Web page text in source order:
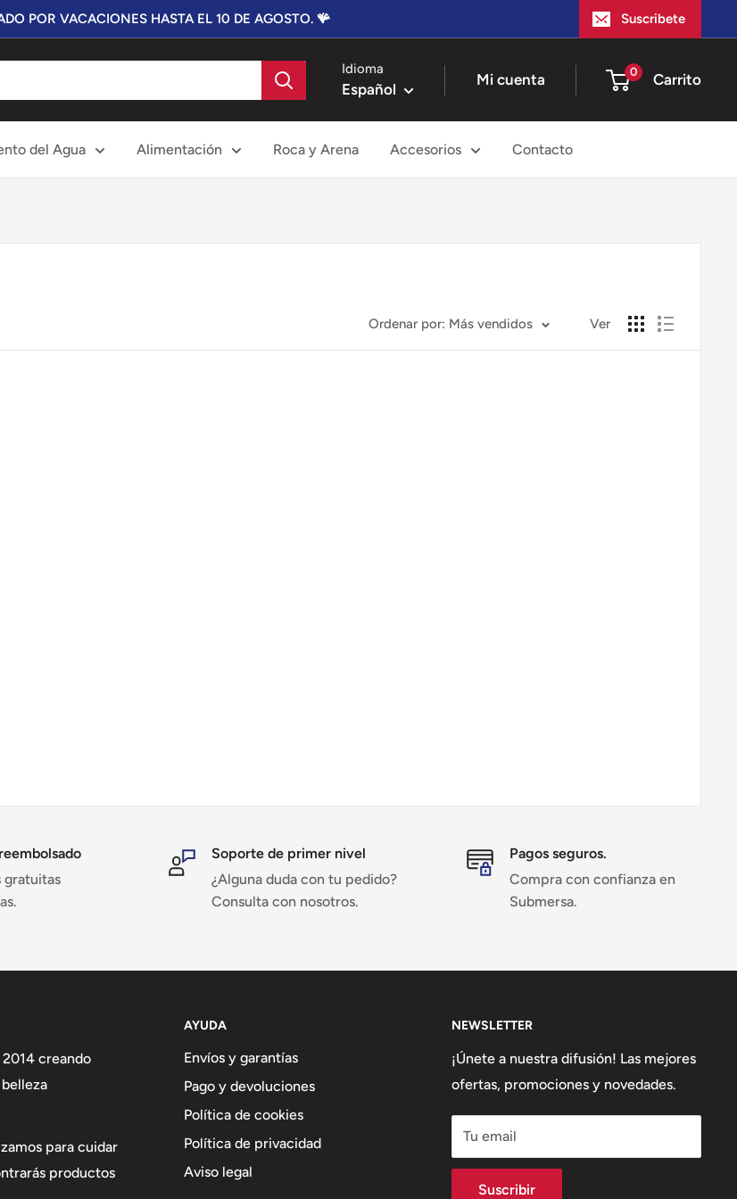
POR VACACIONES HASTA EL 10 DE AGOSTO. 🪸 Suscribete
Idioma
Español
Mi cuenta 0 Carrito
del Agua Alimentación Roca y Arena Accesorios Contacto
Ordenar por: Más vendidos Ver
gratuitas
Soporte de primer nivel
¿Alguna duda con tu pedido?
Consulta con nosotros.
Pagos seguros.
Compra con confianza en
Submersa.
creando
para cuidar
productos
AYUDA
Envíos y garantías
Pago y devoluciones
Política de cookies
Política de privacidad
Aviso legal
NEWSLETTER
¡Únete a nuestra difusión! Las mejores
ofertas, promociones y novedades.
Tu email
Suscribir